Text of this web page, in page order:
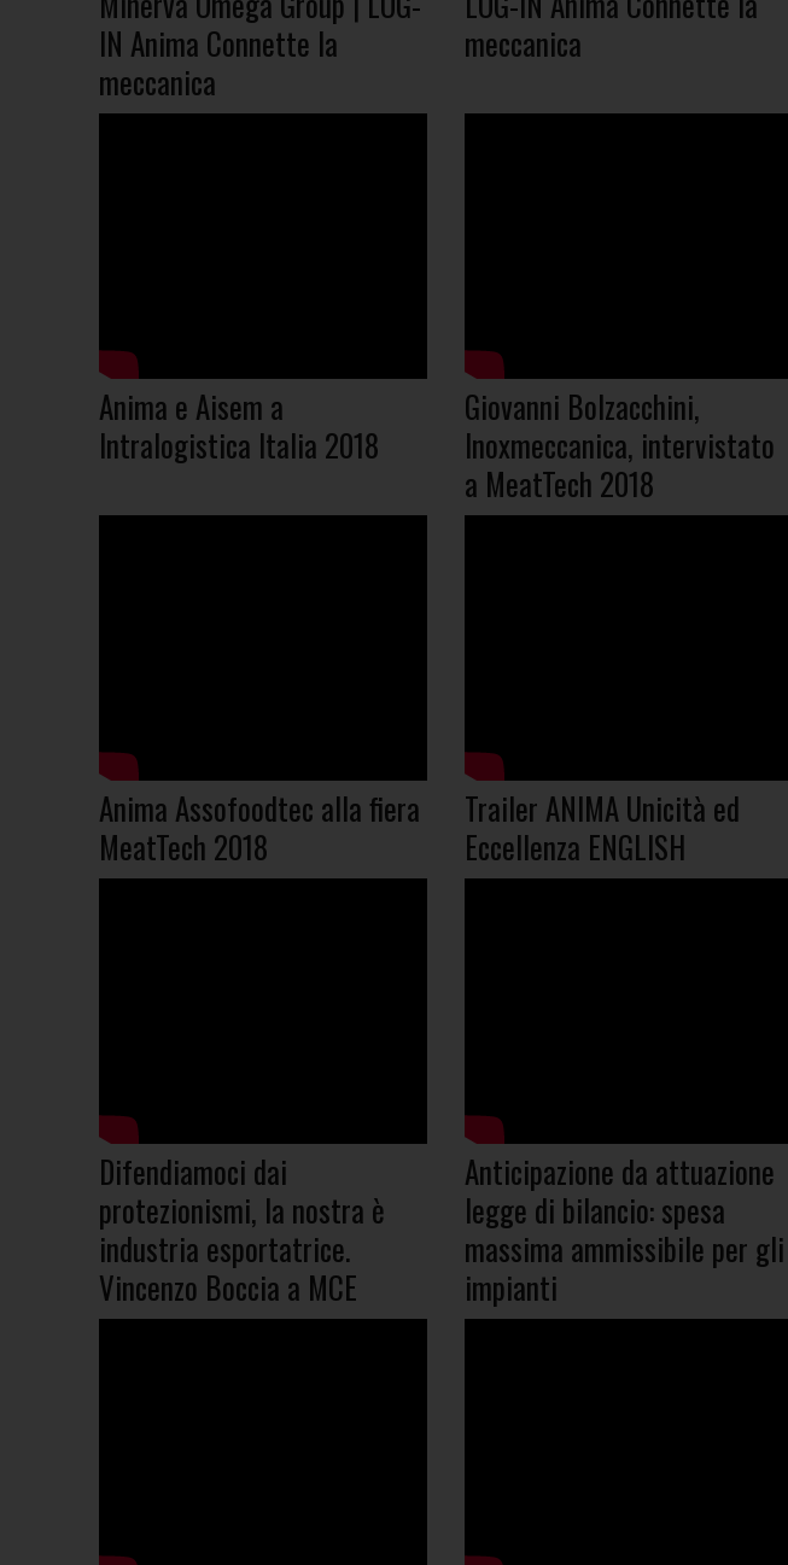
IN Anima Connette la
meccanica
meccanica
Anima e Aisem a
Intralogistica Italia 2018
Giovanni Bolzacchini,
Inoxmeccanica, intervistato
a MeatTech 2018
Anima Assofoodtec alla fiera
MeatTech 2018
Trailer ANIMA Unicità ed
Eccellenza ENGLISH
Difendiamoci dai
protezionismi, la nostra è
industria esportatrice.
Vincenzo Boccia a MCE
Anticipazione da attuazione
legge di bilancio: spesa
massima ammissibile per gli
impianti